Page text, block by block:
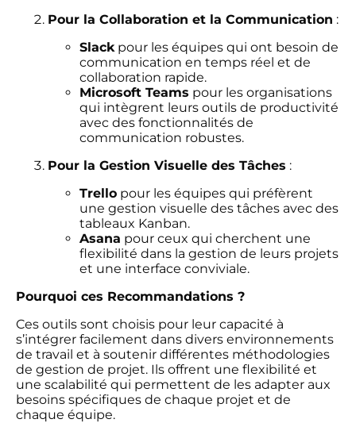
Pour la Collaboration et la Communication :
Slack pour les équipes qui ont besoin de
communication en temps réel et de
collaboration rapide.
Microsoft Teams pour les organisations
qui intègrent leurs outils de productivité
avec des fonctionnalités de
communication robustes.
Pour la Gestion Visuelle des Tâches :
Trello pour les équipes qui préfèrent
une gestion visuelle des tâches avec des
tableaux Kanban.
Asana pour ceux qui cherchent une
flexibilité dans la gestion de leurs projets
et une interface conviviale.
Pourquoi ces Recommandations ?
Ces outils sont choisis pour leur capacité à
s’intégrer facilement dans divers environnements
de travail et à soutenir différentes méthodologies
de gestion de projet. Ils offrent une flexibilité et
une scalabilité qui permettent de les adapter aux
besoins spécifiques de chaque projet et de
chaque équipe.